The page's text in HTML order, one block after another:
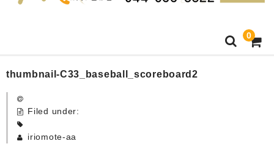
0
HOME
卒園記念品
thumbnail-C33_baseball_scoreboard2
Filed under:
iriomote-aa